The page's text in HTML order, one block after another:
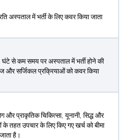
में भर्ती के लिए कवर किया जाता
से कम समय पर अस्पताल में भर्ती होने की
और सर्जिकल प्रक्रियाओं को कवर किया
और प्राकृतिक चिकित्सा, यूनानी, सिद्ध और
के तहत उपचार के लिए किए गए खर्च को बीमा
है।